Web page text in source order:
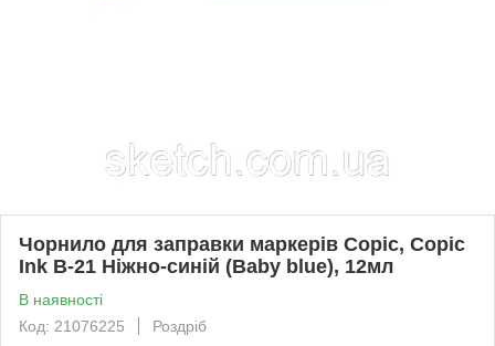
Чорнило для заправки маркерів Copic, Copic
Ink B-21 Ніжно-синій (Baby blue), 12мл
В наявності
Код: 21076225
Роздріб